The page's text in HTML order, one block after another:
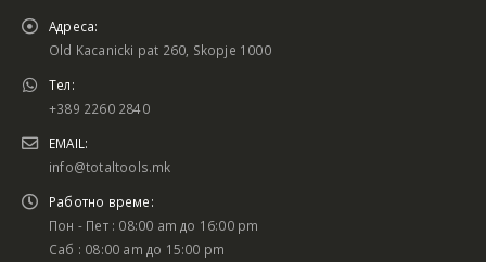
Адреса:
Old Kacanicki pat 260, Skopje 1000
Тел:
+389 2260 2840
EMAIL:
info@totaltools.mk
Работно време:
Пон - Пет : 08:00 am до 16:00 pm
Саб : 08:00 am до 15:00 pm